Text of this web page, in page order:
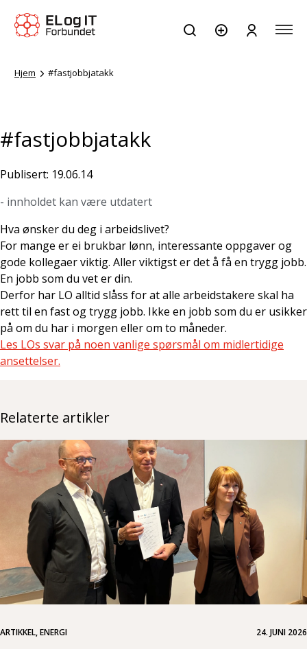
Hjem #fastjobbjatakk
#fastjobbjatakk
Publisert: 19.06.14
- innholdet kan være utdatert
Hva ønsker du deg i arbeidslivet?
For mange er ei brukbar lønn, interessante oppgaver og
gode kollegaer viktig. Aller viktigst er det å få en trygg jobb.
En jobb som du vet er din.
Derfor har LO alltid slåss for at alle arbeidstakere skal ha
rett til en fast og trygg jobb. Ikke en jobb som du er usikker
på om du har i morgen eller om to måneder.
Les LOs svar på noen vanlige spørsmål om midlertidige
ansettelser.
Relaterte artikler
ARTIKKEL, ENERGI 24. JUNI 2026